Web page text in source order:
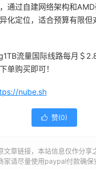
通过自建网络架构和
化定位，适合预算有限但
流量国际线路每月＄
单购买即可！
nube.sh
 赞(0)
文章链接，本站信息仅作分享
家请尽量使用paypal付款确保